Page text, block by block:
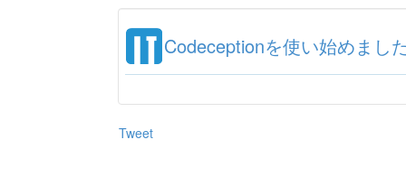
Codeceptionを使い始めまし
Tweet